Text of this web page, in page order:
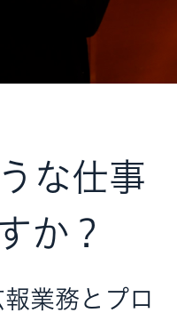
な仕事
か？
業務とプロ